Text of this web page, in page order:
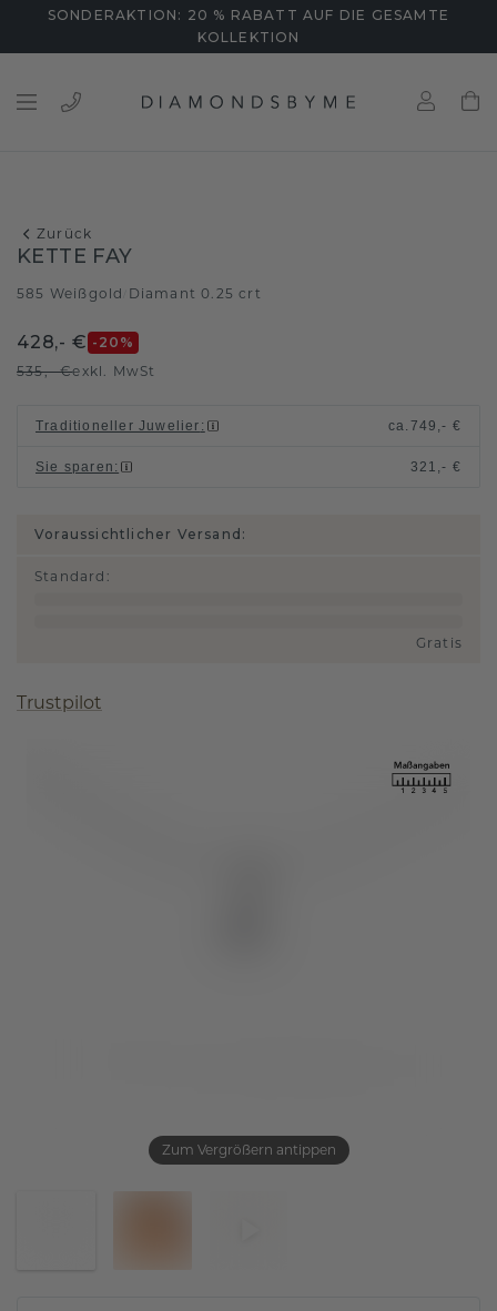
SONDERAKTION: 20 % RABATT AUF DIE GESAMTE
KOLLEKTION
Zurück
Zum Vergrößern antippen
KETTE FAY
585 Weißgold Diamant 0.25 crt
428,- € -20 %
535,- €exkl. MwSt
Traditioneller Juwelier : ca. 749,- €
Sie sparen : 321,- €
Voraussichtlicher Versand:
Standard :
Gratis
Trustpilot